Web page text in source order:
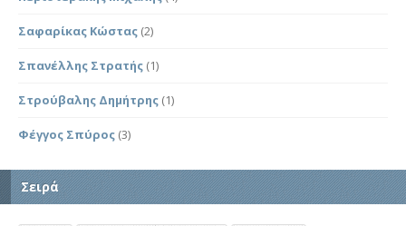
Σαφαρίκας Κώστας (2)
Σπανέλλης Στρατής (1)
Στρούβαλης Δημήτρης (1)
Φέγγος Σπύρος (3)
Σειρά